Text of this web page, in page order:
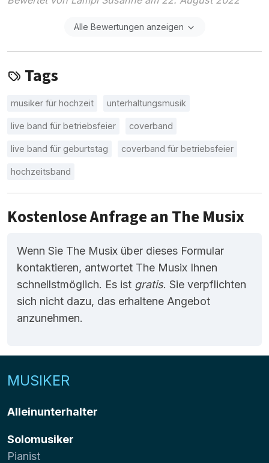
Alle Bewertungen anzeigen
Tags
musiker für hochzeit unterhaltungsmusik
live band für betriebsfeier coverband
live band für geburtstag coverband für betriebsfeier
hochzeitsband
Kostenlose Anfrage an The Musix
Wenn Sie The Musix über dieses Formular
kontaktieren, antwortet The Musix Ihnen
schnellstmöglich. Es ist gratis. Sie verpflichten
sich nicht dazu, das erhaltene Angebot
anzunehmen.
MUSIKER
Alleinunterhalter
Solomusiker
Pianist